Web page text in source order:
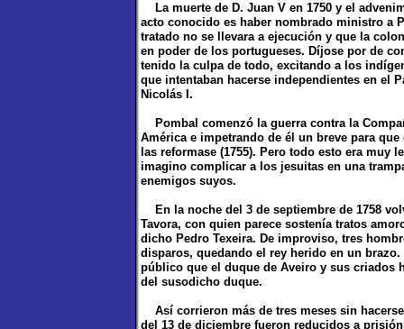
La muerte de D. Juan V en 1750 y el
acto conocido es haber nombrado ministro a
tratado no se llevara a ejecución y que la
en poder de los portugueses. Díjose por de
tenido la culpa de todo, excitando a los
que intentaban hacerse independientes en el
Nicolás I.
Pombal comenzó la guerra contra la
América e impetrando de él un breve para
las reformase (1755). Pero todo esto era
imagino complicar a los jesuitas en una
enemigos suyos.
En la noche del 3 de septiembre de 1758
Tavora, con quien parece sostenía tratos
dicho Pedro Texeira. De improviso, tres
disparos, quedando el rey herido en un
público que el duque de Aveiro y sus criados
del susodicho duque.
Así corrieron más de tres meses sin
del 13 de diciembre fueron reducidos a